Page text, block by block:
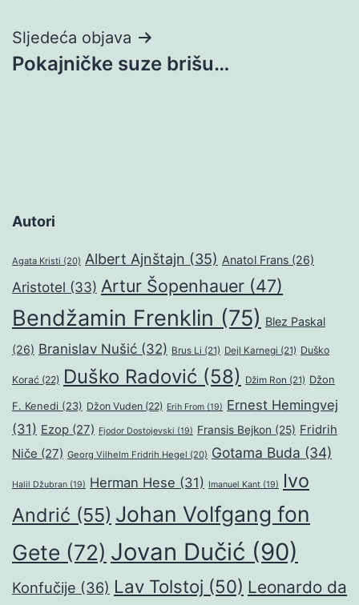
Sljedeća objava
Pokajničke suze brišu…
Autori
Agata Kristi (20) Albert Ajnštajn (35) Anatol Frans (26)
Aristotel (33) Artur Šopenhauer (47)
Bendžamin Frenklin (75) Blez Paskal
(26) Branislav Nušić (32) Brus Li (21) Dejl Karnegi (21) Duško
Korać (22) Duško Radović (58) Džim Ron (21) Džon
F. Kenedi (23) Džon Vuden (22) Erih From (19) Ernest Hemingvej
(31) Ezop (27) Fjodor Dostojevski (19) Fransis Bejkon (25) Fridrih
Niče (27) Georg Vilhelm Fridrih Hegel (20) Gotama Buda (34)
Halil Džubran (19) Herman Hese (31) Imanuel Kant (19)
Ivo
Andrić (55) Johan Volfgang fon
Gete (72) Jovan Dučić (90)
Konfučije (36) Lav Tolstoj (50) Leonardo da